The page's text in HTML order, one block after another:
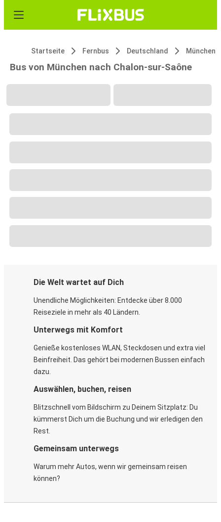
Startseite Fernbus Deutschland München
Bus von München nach Chalon-sur-Saône
Die Welt wartet auf Dich
Unendliche Möglichkeiten: Entdecke über 8.000
Reiseziele in mehr als 40 Ländern.
Unterwegs mit Komfort
Genieße kostenloses WLAN, Steckdosen und extra viel
Beinfreiheit. Das gehört bei modernen Bussen einfach
dazu.
Auswählen, buchen, reisen
Blitzschnell vom Bildschirm zu Deinem Sitzplatz: Du
kümmerst Dich um die Buchung und wir erledigen den
Rest.
Gemeinsam unterwegs
Warum mehr Autos, wenn wir gemeinsam reisen
können?